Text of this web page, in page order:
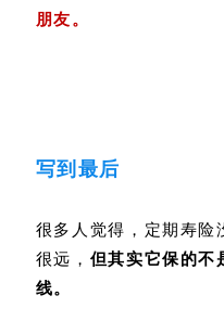
朋友。
写到最后
很多人觉得，定期寿险
很远， 但其实它保的不
线。